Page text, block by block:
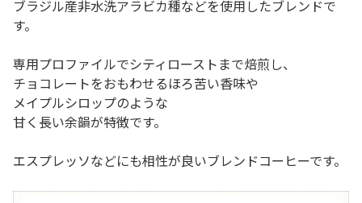
ブラジル産非水洗アラビカ種などを使用したブレンドで
す。
専用プロファイルでシティローストまで焙煎し、
チョコレートをおもわせるほろ苦い香味や
メイプルシロップのような
甘く長い余韻が特徴です。
エスプレッソなどにも相性が良いブレンドコーヒーです。